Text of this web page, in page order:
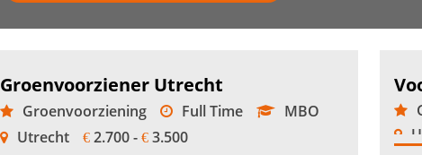
Groenvoorziener Utrecht
Groenvoorziening Full Time
MBO
Utrecht
€2.700 - €3.500